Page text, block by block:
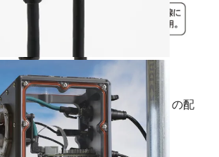
なっているのもポイント！
になっているのでケースギリギリの配
す。